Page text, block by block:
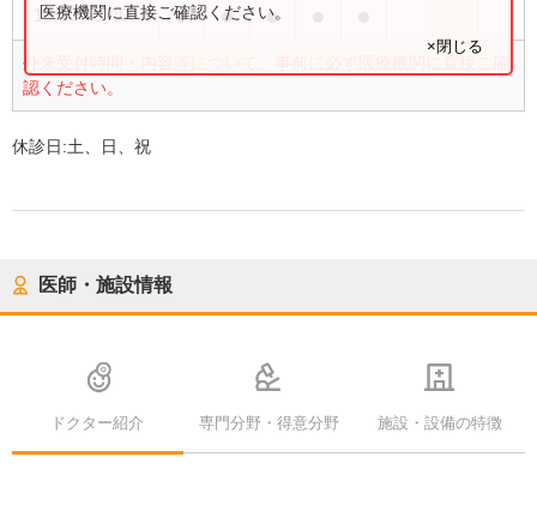
13:00〜17:00 ● ● ●
外来受付時間・内容等について、事前に必ず医療機関に直接ご確
認ください。
医療機関に直接ご確認ください。
×閉じる
休診日:土、日、祝
医師・施設情報
ドクター紹介 専門分野・得意分野 施設・設備の特徴